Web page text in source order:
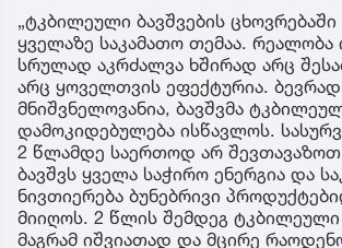
„ტკბილეული ბავშვების
ყველაზე საკამათო თემაა. რეალობა
სრულად აკრძალვა ხშირად არც
არც ყოველთვის ეფექტურია.
მნიშვნელოვანია, ბავშვმა
დამოკიდებულება ისწავლოს.
2 წლამდე საერთოდ არ შევთავაზოთ.
ბავშვს ყველა საჭირო ენერგია და
ნივთიერება ბუნებრივი
მიიღოს. 2 წლის შემდეგ ტკბილეული
მაგრამ იშვიათად და მცირე